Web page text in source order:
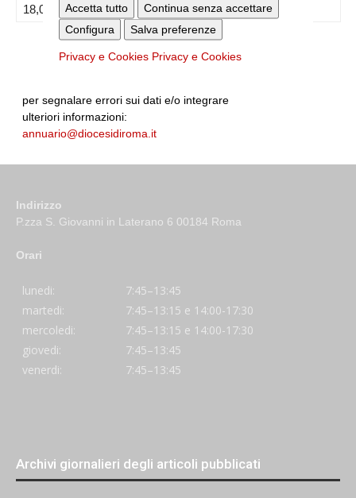
Accetta tutto
Continua senza accettare
Configura
Salva preferenze
Privacy e Cookies Privacy e Cookies
18,00.
per segnalare errori sui dati e/o integrare
ulteriori informazioni:
annuario@diocesidiroma.it
Indirizzo
P.zza S. Giovanni in Laterano 6 00184 Roma
Orari
lunedi:
7:45–13:45
martedi:
7:45–13:15 e 14:00-17:30
mercoledi:
7:45–13:15 e 14:00-17:30
giovedi:
7:45–13:45
venerdi:
7:45–13:45
Archivi giornalieri degli articoli pubblicati